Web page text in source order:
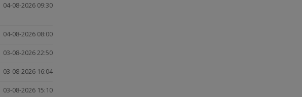
04-08-2026 09:30
04-08-2026 08:00
03-08-2026 22:50
03-08-2026 16:04
03-08-2026 15:10